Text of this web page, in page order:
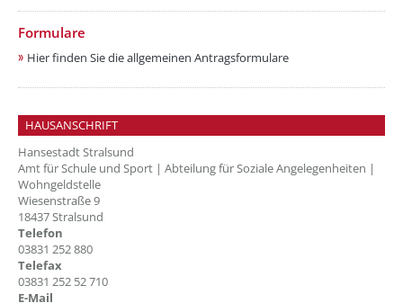
Formulare
Hier finden Sie die allgemeinen Antragsformulare
HAUSANSCHRIFT
Hansestadt Stralsund
Amt für Schule und Sport | Abteilung für Soziale Angelegenheiten |
Wohngeldstelle
Wiesenstraße 9
18437 Stralsund
Telefon
03831 252 880
Telefax
03831 252 52 710
E-Mail